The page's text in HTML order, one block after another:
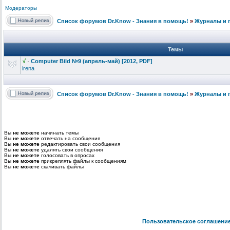
Модераторы
Список форумов Dr.Know - Знания в помощь! » Журналы и
Темы
√ · Computer Bild №9 (апрель-май) [2012, PDF]
irena
Список форумов Dr.Know - Знания в помощь! » Журналы и
Вы не можете начинать темы
Вы не можете отвечать на сообщения
Вы не можете редактировать свои сообщения
Вы не можете удалять свои сообщения
Вы не можете голосовать в опросах
Вы не можете прикреплять файлы к сообщениям
Вы не можете скачивать файлы
Пользовательское